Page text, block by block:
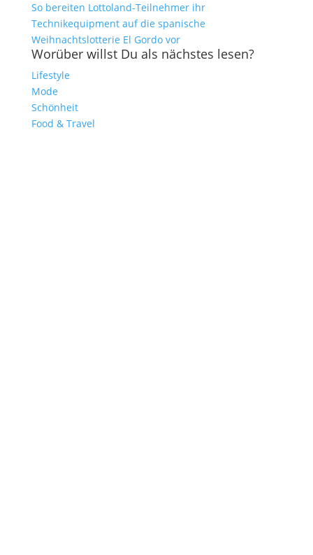
So bereiten Lottoland-Teilnehmer ihr
Technikequipment auf die spanische
Weihnachtslotterie El Gordo vor
Worüber willst Du als nächstes lesen?
Lifestyle
Mode
Schönheit
Food & Travel